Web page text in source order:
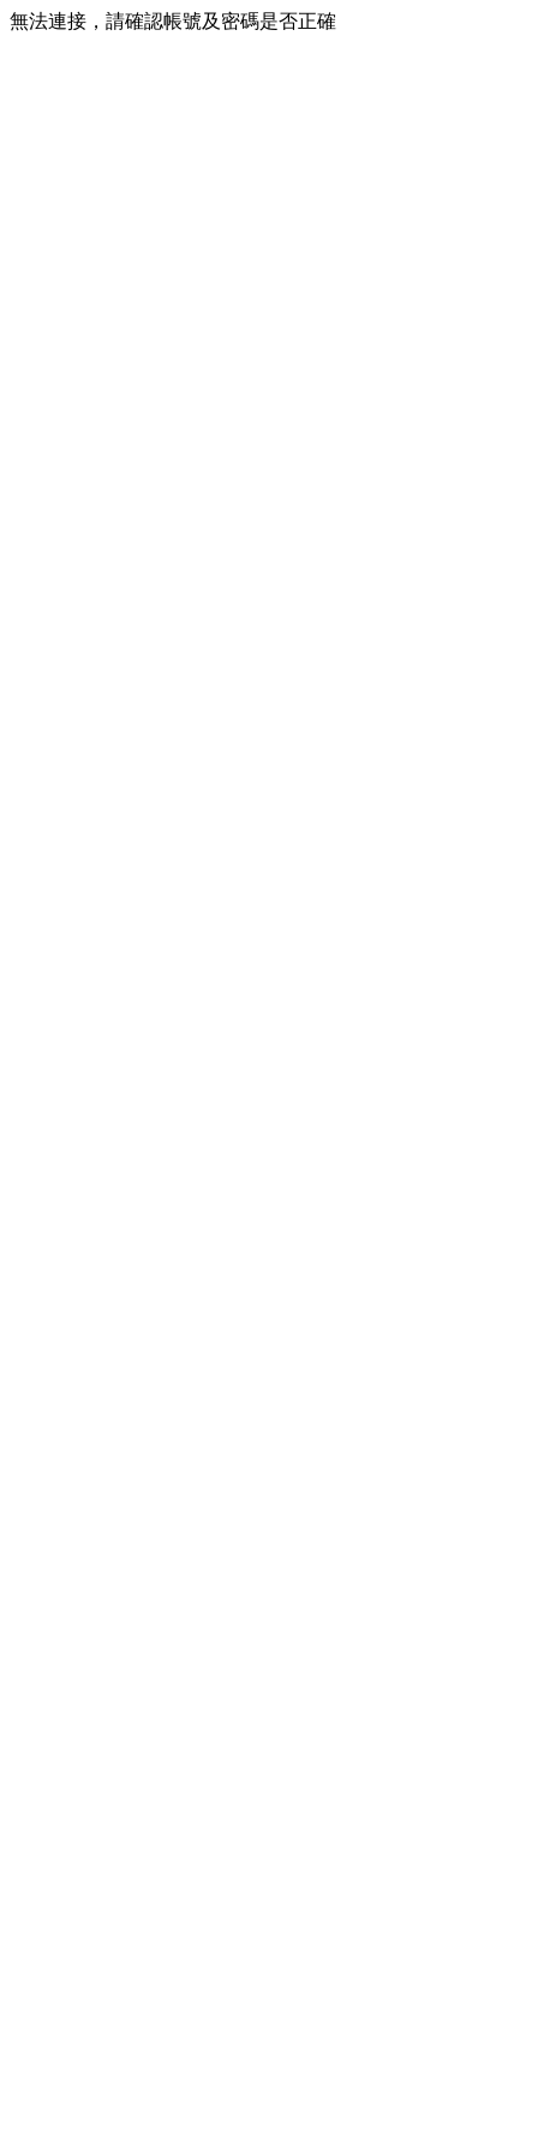
無法連接，請確認帳號及密碼是否正確